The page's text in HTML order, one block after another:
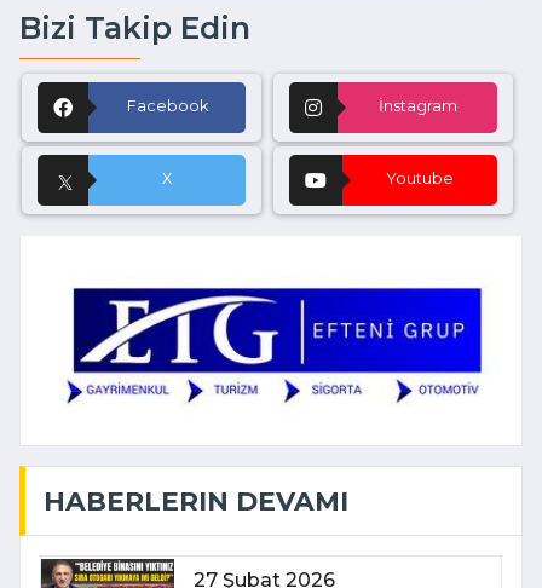
Bizi Takip Edin
Facebook İnstagram
X Youtube
HABERLERIN DEVAMI
27 Şubat 2026